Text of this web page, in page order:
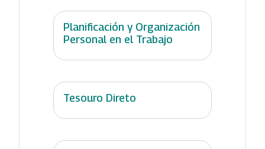
Planificación y Organización
Personal en el Trabajo
Tesouro Direto